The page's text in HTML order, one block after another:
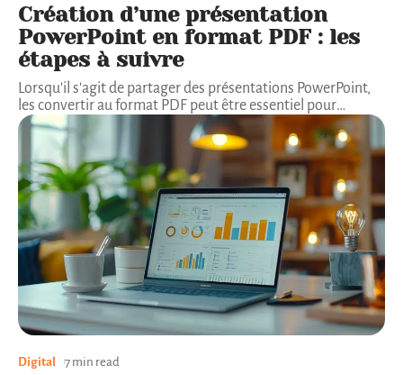
Création d’une présentation
PowerPoint en format PDF : les
étapes à suivre
Lorsqu'il s'agit de partager des présentations PowerPoint,
les convertir au format PDF peut être essentiel pour…
Digital 7 min read